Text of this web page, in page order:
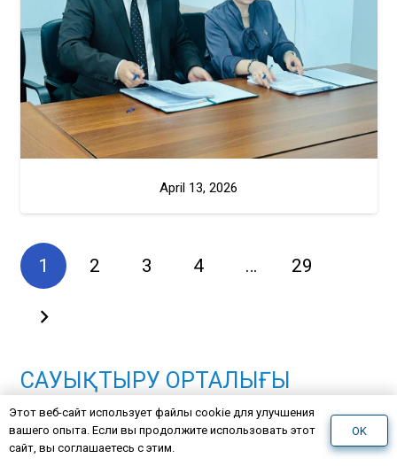
April 13, 2026
1 2 3 4 … 29
САУЫҚТЫРУ ОРТАЛЫҒЫ
Түрген шатқалында таулы өзен жағасында біздің
Этот веб-сайт использует файлы cookie для улучшения
вашего опыта. Если вы продолжите использовать этот
сайт, вы соглашаетесь с этим.
OK